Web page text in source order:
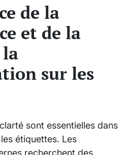
de la
et de la
sur les
sont essentielles dans
étiquettes. Les
recherchent des